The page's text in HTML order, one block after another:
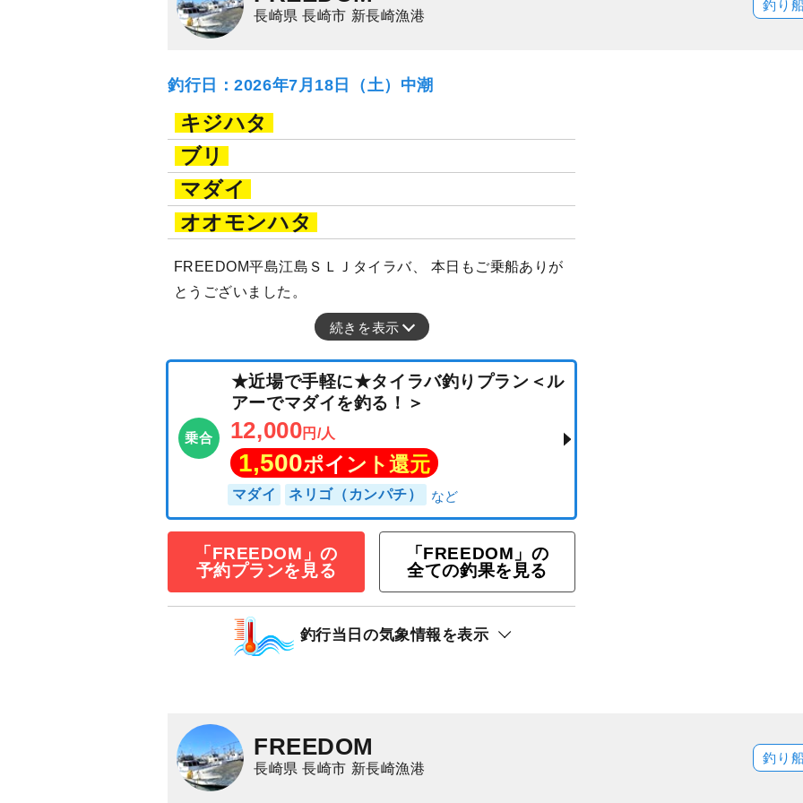
長崎県 長崎市 新長崎漁港
釣り
釣行日：2026年7月18日（土）中潮
キジハタ
ブリ
マダイ
オオモンハタ
FREEDOM平島江島ＳＬＪタイラバ、 本日もご乗船ありが
とうございました。
続きを表示
★近場で手軽に★タイラバ釣りプラン＜ル
アーでマダイを釣る！＞
マダイ ネリゴ（カンパチ）
「FREEDOM」の
予約プランを見る
「FREEDOM」の
全ての釣果を見る
釣行当日の気象情報を表示
FREEDOM
長崎県 長崎市 新長崎漁港
釣り